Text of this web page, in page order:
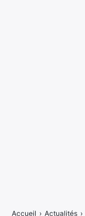
Accueil › Actualités ›